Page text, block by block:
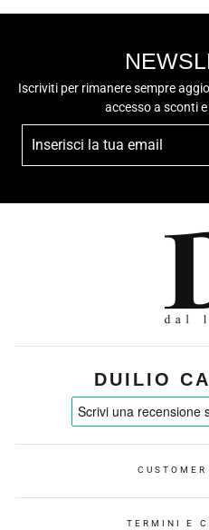
Iscriviti per rimanere sempre
accesso a sconti
DUILIO
TERMINI E